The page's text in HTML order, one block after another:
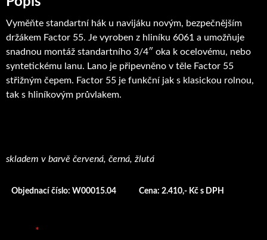
Vyměňte standartní hák u navijáku novým, bezpečnějším
držákem Factor 55. Je vyroben z hliníku 6061 a umožňuje
snadnou montáž standartního 3/4″ oka k ocelovému, nebo
syntetickému lanu. Lano je připevněno v těle Factor 55
střižným čepem. Factor 55 je funkční jak s klasickou rolnou,
tak s hliníkovým průvlakem.
skladem v barvě červená, černá, žlutá
Objednací číslo: W00015.04 Cena: 2.410,- Kč s DPH
*